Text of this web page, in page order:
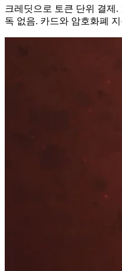
크레딧으로 토큰 단위 결제.
독 없음. 카드와 암호화폐